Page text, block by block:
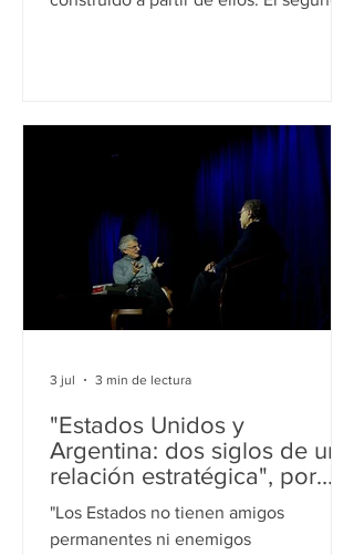
promesa de retomar las tareas no
terminadas. Hace una semana, en estas
mismas páginas, sostuve que el fracaso
de una política no siempre desacredita
la idea que la inspiró. A propósito del
Brexit y del ascenso de Nigel Farage, s
"Estados Unidos y
Argentina: dos siglos de una
relación estratégica", por
Jorge Argüello
"Los Estados no tienen amigos
permanentes ni enemigos
3 jul 3 min de lectura